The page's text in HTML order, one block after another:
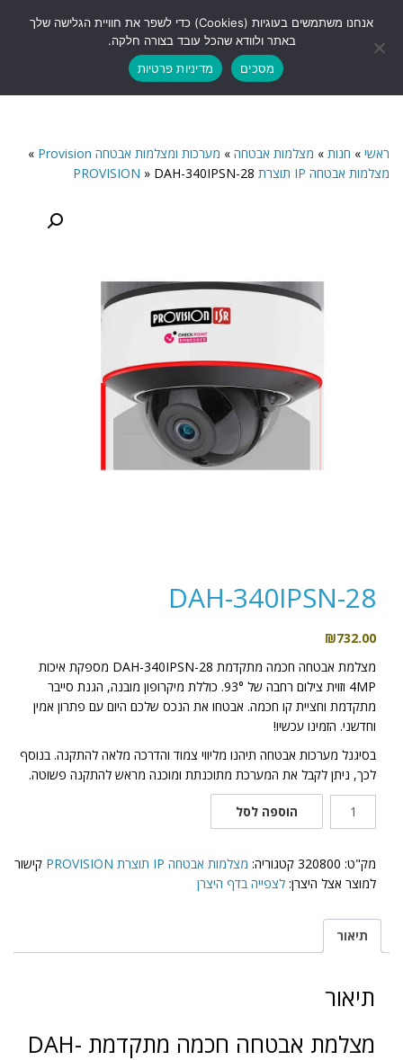
תפריט
ראשי » חנות » מצלמות אבטחה » מערכות ומצלמות אבטחה Provision
»
מצלמות אבטחה IP תוצרת PROVISION
» DAH-340IPSN-28
DAH-340IPSN-28
₪732.00
מצלמת אבטחה חכמה מתקדמת DAH-340IPSN-28 מספקת איכות
4MP וזוית צילום רחבה של 93°. כוללת מיקרופון מובנה, הגנת סייבר
מתקדמת וחציית קו חכמה. אבטחו את הנכס שלכם היום עם פתרון אמין
וחדשני. הזמינו עכשיו!
בסיגנל מערכות אבטחה תיהנו מליווי צמוד והדרכה מלאה להתקנה. בנוסף
לכך, ניתן לקבל את המערכת מתוכנתת ומוכנה מראש להתקנה פשוטה.
340IPSN-
28
הוספה לסל
מק"ט: 320800 קטגוריה: מצלמות אבטחה IP תוצרת PROVISION
קישור
למוצר אצל היצרן: לצפייה בדף היצרן
תיאור
תיאור
מצלמת אבטחה חכמה מתקדמת DAH-
אנחנו משתמשים בעוגיות (Cookies) כדי לשפר את חוויית הגלישה שלך
באתר ולוודא שהכל עובד בצורה חלקה.
מסכים
מדיניות פרטיות